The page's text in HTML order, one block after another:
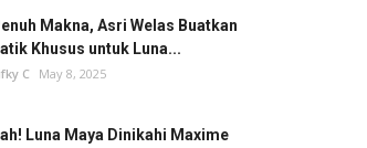
Makna, Asri Welas Buatkan
Khusus untuk Luna...
C May 8, 2025
Luna Maya Dinikahi Maxime